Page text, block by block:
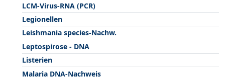
LCM-Virus-RNA (PCR)
Legionellen
Leishmania species-Nachw.
Leptospirose - DNA
Listerien
Malaria DNA-Nachweis